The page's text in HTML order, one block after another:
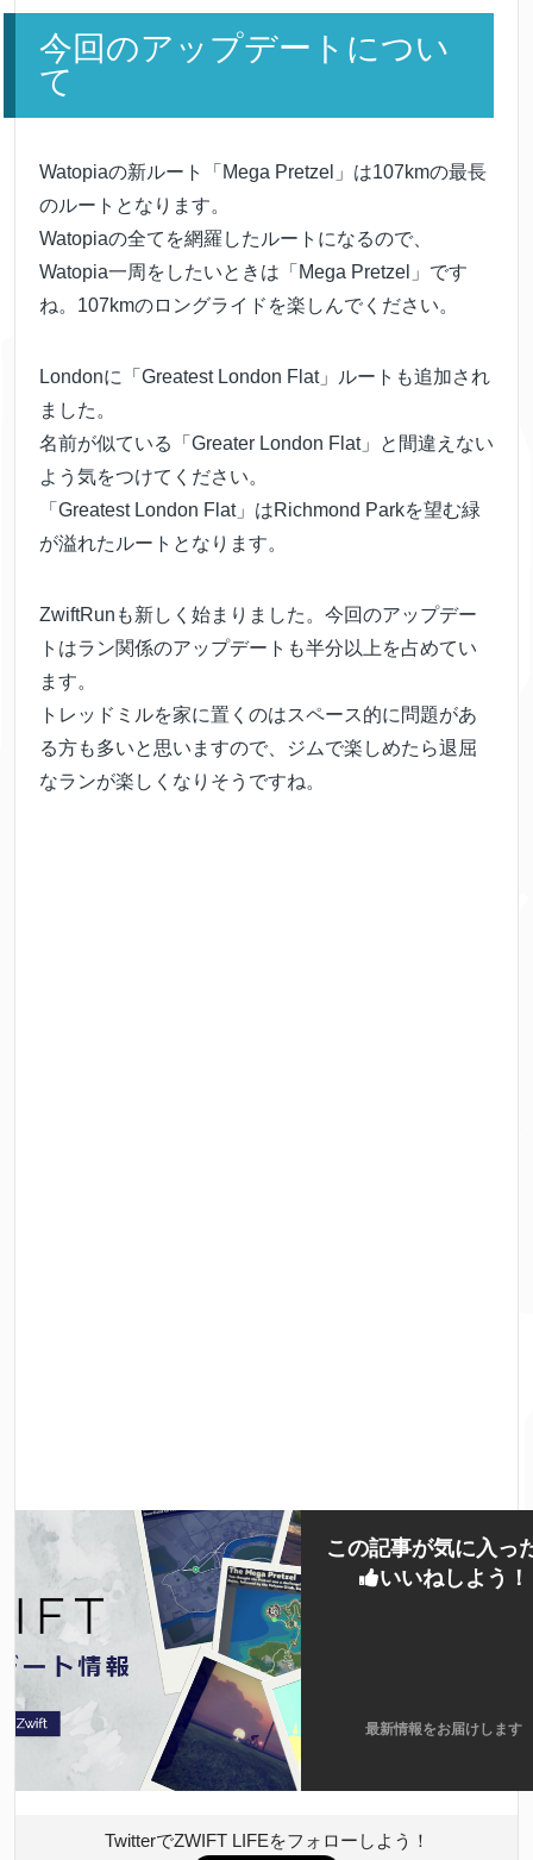
今回のアップデートについ
て
Watopiaの新ルート「Mega Pretzel」は107kmの最長
のルートとなります。
Watopiaの全てを網羅したルートになるので、
Watopia一周をしたいときは「Mega Pretzel」です
ね。107kmのロングライドを楽しんでください。
Londonに「Greatest London Flat」ルートも追加され
ました。
名前が似ている「Greater London Flat」と間違えない
よう気をつけてください。
「Greatest London Flat」はRichmond Parkを望む緑
が溢れたルートとなります。
ZwiftRunも新しく始まりました。今回のアップデー
トはラン関係のアップデートも半分以上を占めてい
ます。
トレッドミルを家に置くのはスペース的に問題があ
る方も多いと思いますので、ジムで楽しめたら退屈
なランが楽しくなりそうですね。
この記事が気に入っ
いいねしよう！
最新情報をお届けします
TwitterでZWIFT LIFEをフォローしよう！